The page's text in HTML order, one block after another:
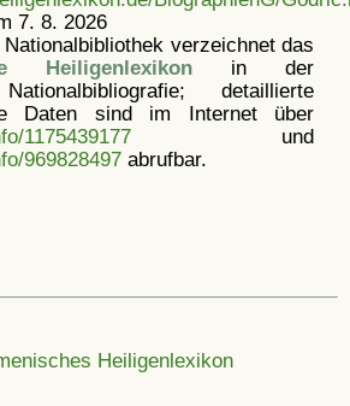
7. 8. 2026
verzeichnet das
Heiligenlexikonin der
detaillierte
Daten sind im Internet über
1175439177und
969828497abrufbar.
Heiligenlexikon